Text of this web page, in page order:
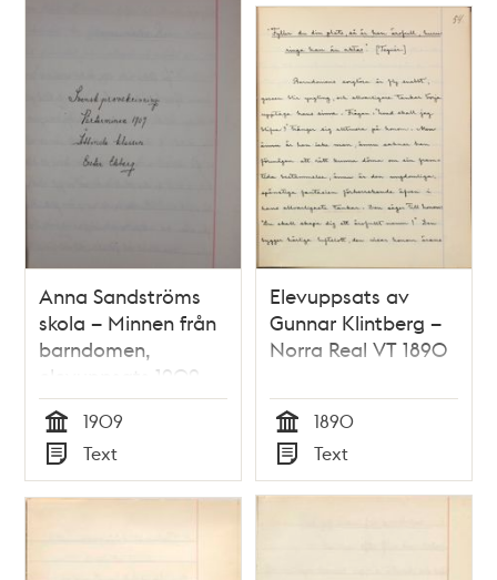
Anna Sandströms
skola – Minnen från
barndomen,
elevuppsats 1909
Tid
1909
Typ
Text
Elevuppsats av
Gunnar Klintberg –
Norra Real VT 1890
Tid
1890
Typ
Text